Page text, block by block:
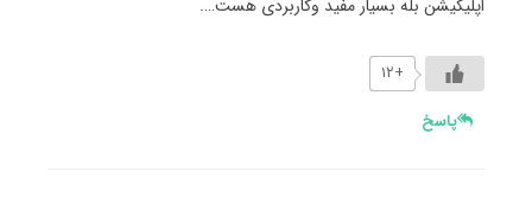
اپلیکیشن بله بسیار مفید وکاربردی هست….
+۱۲
پاسخ